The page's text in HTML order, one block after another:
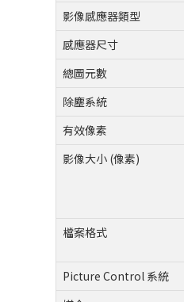
影像感應器類型
感應器尺寸
總圖元數
除塵系統
有效像素
影像大小 (像素)
檔案格式
Picture Control 系統